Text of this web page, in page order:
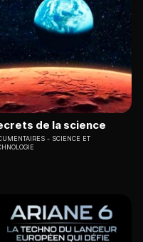
de la science
SCIENCE ET